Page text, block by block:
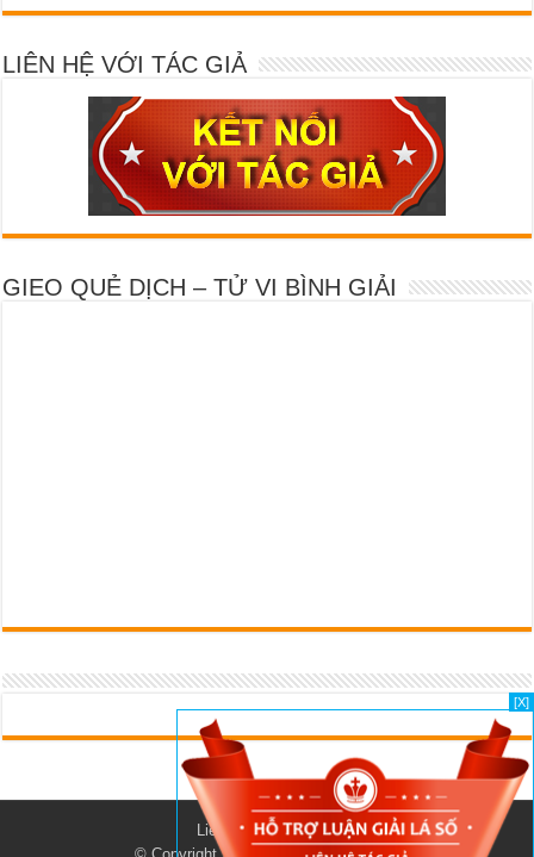
LIÊN HỆ VỚI TÁC GIẢ
GIEO QUẺ DỊCH – TỬ VI BÌNH GIẢI
[X]
Liên lạc với Tác Giả